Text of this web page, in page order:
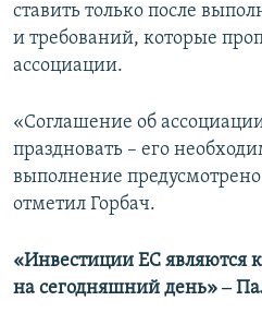
ставить только после
и требований, которые
ассоциации.
«Соглашение об
праздновать – его
выполнение предусмотрено
отметил Горбач.
«Инвестиции ЕС являются
на сегодняшний день» ‒